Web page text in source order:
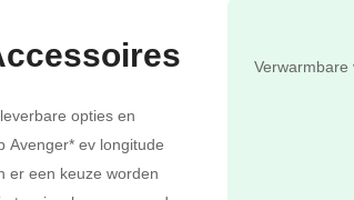
opties en
Avenger* ev longitude
er een keuze worden